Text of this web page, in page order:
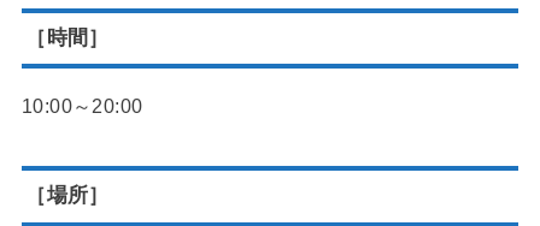
［時間］
10:00～20:00
［場所］